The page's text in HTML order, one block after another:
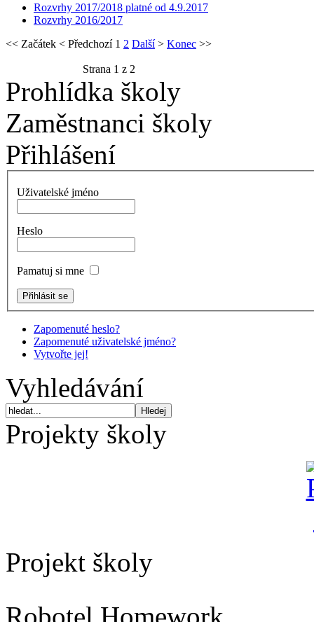
Rozvrhy 2017/2018 platné od 4.9.2017
Rozvrhy 2016/2017
<< Začátek < Předchozí 1 2 Další> Konec >>
Strana 1 z 2
Prohlídka školy
Zaměstnanci školy
Přihlášení
Uživatelské jméno
Heslo
Pamatuj si mne
Zapomenuté heslo?
Zapomenuté uživatelské jméno?
Vytvořte jej!
Vyhledávání
Projekty školy
Projekt školy